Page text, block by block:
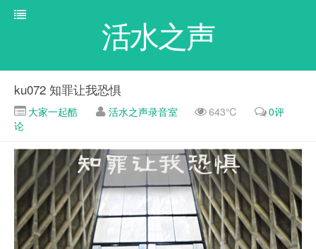
活水之声
ku072 知罪让我恐惧
大家一起酷 活水之声录音室 643℃
0评
论